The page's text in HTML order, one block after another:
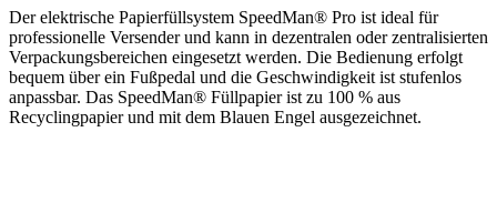
Der elektrische Papierfüllsystem SpeedMan® Pro ist ideal für
professionelle Versender und kann in dezentralen oder zentralisierten
Verpackungsbereichen eingesetzt werden. Die Bedienung erfolgt
bequem über ein Fußpedal und die Geschwindigkeit ist stufenlos
anpassbar. Das SpeedMan® Füllpapier ist zu 100 % aus
Recyclingpapier und mit dem Blauen Engel ausgezeichnet.